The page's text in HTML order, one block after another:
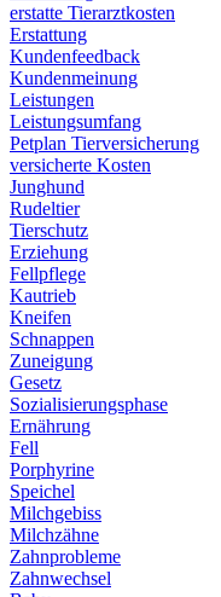
erstatte Tierarztkosten
Erstattung
Kundenfeedback
Kundenmeinung
Leistungen
Leistungsumfang
Petplan Tierversicherung
versicherte Kosten
Junghund
Rudeltier
Tierschutz
Erziehung
Fellpflege
Kautrieb
Kneifen
Schnappen
Zuneigung
Gesetz
Sozialisierungsphase
Ernährung
Fell
Porphyrine
Speichel
Milchgebiss
Milchzähne
Zahnprobleme
Zahnwechsel